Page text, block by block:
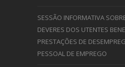
SESSÃO INFORMATIVA
DEVERES DOS UTENTES
PRESTAÇÕES DE
PESSOAL DE EMPREGO